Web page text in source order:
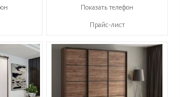
+7 (937) 423-36-37
Показать телефон
Прайс-лист